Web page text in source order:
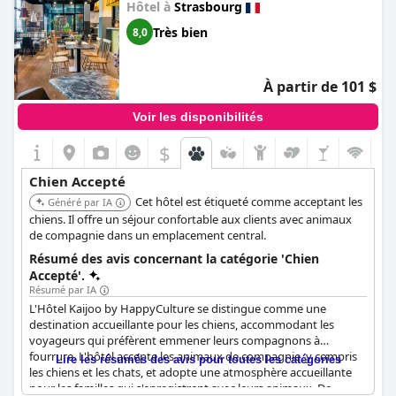
Hôtel à Strasbourg
8,0 Très bien
À partir de 101 $
Voir les disponibilités
$
Chien Accepté
Généré par IA
Cet hôtel est étiqueté comme acceptant les
chiens. Il offre un séjour confortable aux clients avec animaux
de compagnie dans un emplacement central.
Résumé des avis concernant la catégorie 'Chien
Accepté'.
Résumé par IA
L'Hôtel Kaijoo by HappyCulture se distingue comme une
destination accueillante pour les chiens, accommodant les
voyageurs qui préfèrent emmener leurs compagnons à
fourrure. L'hôtel accepte les animaux de compagnie, y compris
les chiens et les chats, et adopte une atmosphère accueillante
pour les familles qui s'enregistrent avec leurs animaux. De
Lire les résumés des avis pour toutes les catégories